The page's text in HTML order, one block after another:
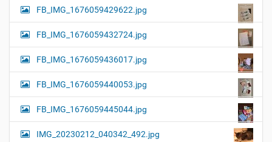
FB_IMG_1676059429622.jpg
FB_IMG_1676059432724.jpg
FB_IMG_1676059436017.jpg
FB_IMG_1676059440053.jpg
FB_IMG_1676059445044.jpg
IMG_20230212_040342_492.jpg